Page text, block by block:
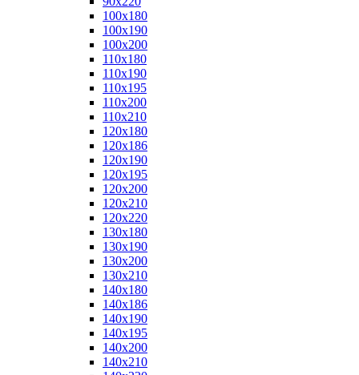
100x180
100x190
100x200
110x180
110x190
110x195
110x200
110x210
120x180
120x186
120x190
120x195
120x200
120x210
120x220
130x180
130x190
130x200
130x210
140x180
140x186
140x190
140x195
140x200
140x210